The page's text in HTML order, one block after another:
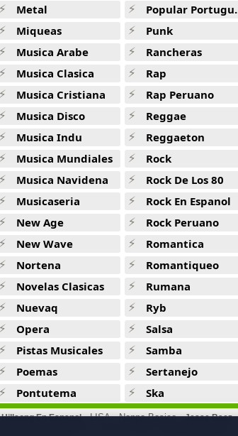
Metal
Miqueas
Musica Arabe
Musica Clasica
Musica Cristiana
Musica Disco
Musica Indu
Musica Mundiales
Musica Navidena
Musicaseria
New Age
New Wave
Nortena
Novelas Clasicas
Nuevaq
Opera
Pistas Musicales
Poemas
Pontutema
Popular Portuguesa
Punk
Rancheras
Rap
Rap Peruano
Reggae
Reggaeton
Rock
Rock De Los 80
Rock En Espanol
Rock Peruano
Romantica
Romantiqueo
Rumana
Ryb
Salsa
Samba
Sertanejo
Ska
Hillsong En Espanol LISA Nanpa Basico Jesse Baez